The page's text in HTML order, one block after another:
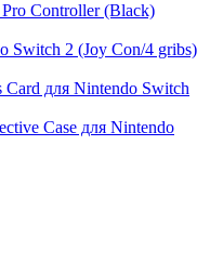
Controller (Black)
Switch 2 (Joy Con/4 gribs)
для Nintendo Switch
Case для Nintendo